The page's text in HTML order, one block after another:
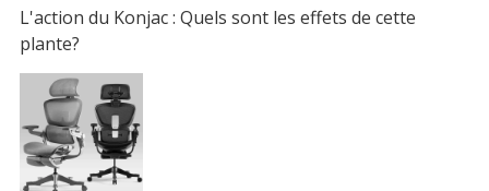
L'action du Konjac : Quels sont les effets de cette
plante?